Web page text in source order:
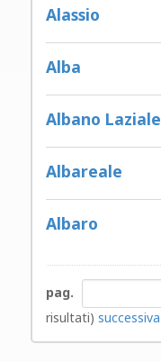
Alassio
Alba
Albano Laziale
Albareale
Albaro
pag.
risultati) successiva